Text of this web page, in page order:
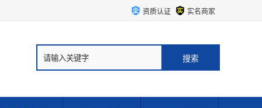
资质认证 实名商家